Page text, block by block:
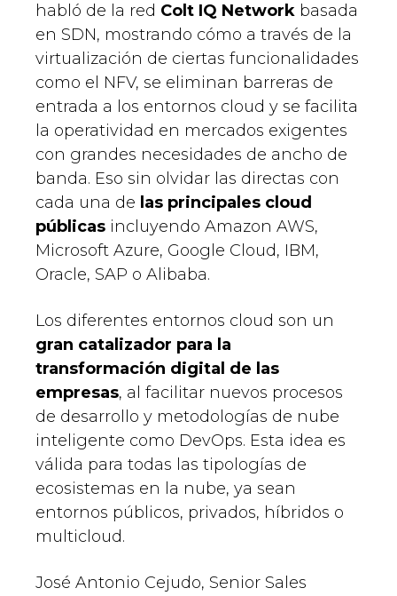
habló de la red Colt IQ Network basada
en SDN, mostrando cómo a través de la
virtualización de ciertas funcionalidades
como el NFV, se eliminan barreras de
entrada a los entornos cloud y se facilita
la operatividad en mercados exigentes
con grandes necesidades de ancho de
banda. Eso sin olvidar las directas con
cada una de las principales cloud
públicas incluyendo Amazon AWS,
Microsoft Azure, Google Cloud, IBM,
Oracle, SAP o Alibaba.
Los diferentes entornos cloud son un
gran catalizador para la
transformación digital de las
empresas, al facilitar nuevos procesos
de desarrollo y metodologías de nube
inteligente como DevOps. Esta idea es
válida para todas las tipologías de
ecosistemas en la nube, ya sean
entornos públicos, privados, híbridos o
multicloud.
José Antonio Cejudo, Senior Sales